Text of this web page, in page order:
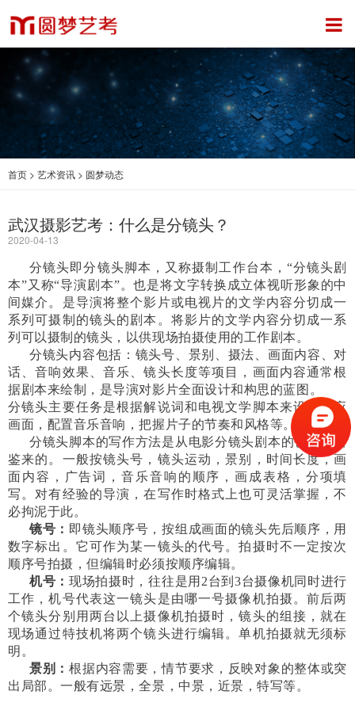
首页 > 艺术资讯 > 圆梦动态
武汉摄影艺考：什么是分镜头？
2020-04-13
分镜头即分镜头脚本，又称摄制工作台本，“分镜头剧
本”又称“导演剧本”。也是将文字转换成立体视听形象的中
间媒介。是导演将整个影片或电视片的文学内容分切成一
系列可摄制的镜头的剧本。将影片的文学内容分切成一系
列可以摄制的镜头，以供现场拍摄使用的工作剧本。
分镜头内容包括：镜头号、景别、摄法、画面内容、对
话、音响效果、音乐、镜头长度等项目，画面内容通常根
据剧本来绘制，是导演对影片全面设计和构思的蓝图。
分镜头主要任务是根据解说词和电视文学脚本来设计相应
画面，配置音乐音响，把握片子的节奏和风格等。
分镜头脚本的写作方法是从电影分镜头剧本的创作中借
鉴来的。一般按镜头号，镜头运动，景别，时间长度，画
面内容，广告词，音乐音响的顺序，画成表格，分项填
写。对有经验的导演，在写作时格式上也可灵活掌握，不
必拘泥于此。
镜号： 即镜头顺序号，按组成画面的镜头先后顺序，用
数字标出。它可作为某一镜头的代号。拍摄时不一定按次
顺序号拍摄，但编辑时必须按顺序编辑。
机号：现场拍摄时，往往是用2台到3台摄像机同时进行
工作，机号代表这一镜头是由哪一号摄像机拍摄。前后两
个镜头分别用两台以上摄像机拍摄时，镜头的组接，就在
现场通过特技机将两个镜头进行编辑。单机拍摄就无须标
明。
景别：根据内容需要，情节要求，反映对象的整体或突
出局部。一般有远景，全景，中景，近景，特写等。